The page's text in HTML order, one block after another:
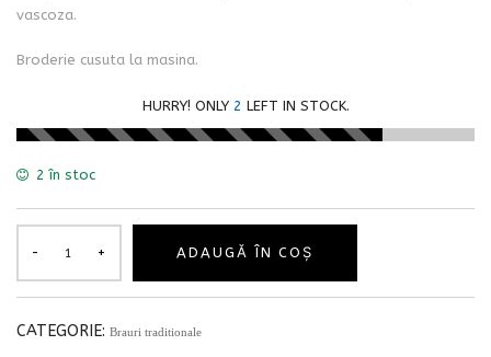
vascoza.
Broderie cusuta la masina.
HURRY! ONLY 2 LEFT IN STOCK.
2 în stoc
ADAUGĂ ÎN COȘ
CATEGORIE: Brauri traditionale